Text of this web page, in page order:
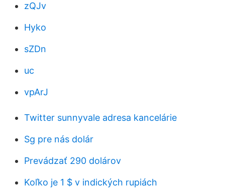
zQJv
Hyko
sZDn
uc
vpArJ
Twitter sunnyvale adresa kancelárie
Sg pre nás dolár
Prevádzať 290 dolárov
Koľko je 1 $ v indických rupiách